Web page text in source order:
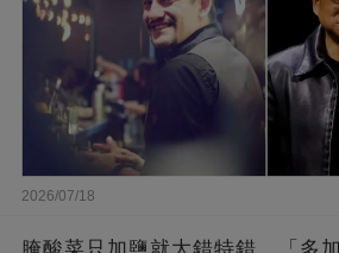
2026/07/18